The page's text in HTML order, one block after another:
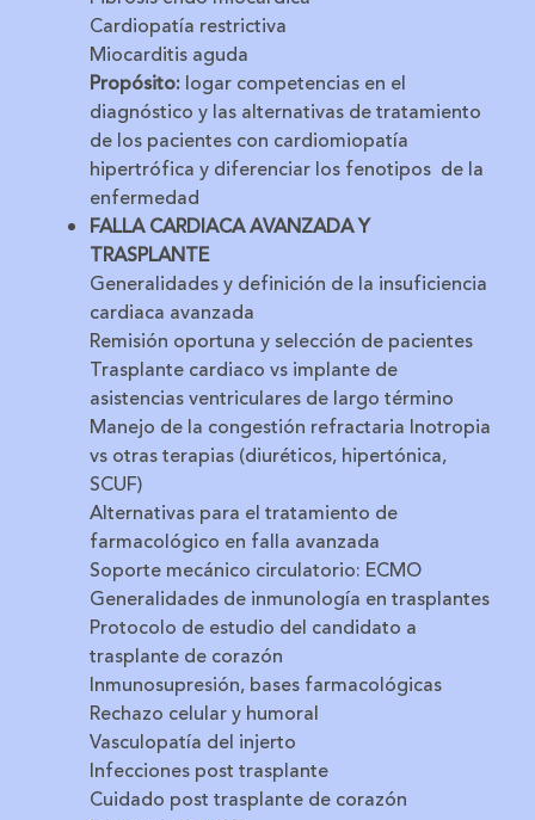
Cardiopatía restrictiva
Miocarditis aguda
Propósito: logar competencias en el
diagnóstico y las alternativas de tratamiento
de los pacientes con cardiomiopatía
hipertrófica y diferenciar los fenotipos de la
enfermedad
FALLA CARDIACA AVANZADA Y
TRASPLANTE
Generalidades y definición de la insuficiencia
cardiaca avanzada
Remisión oportuna y selección de pacientes
Trasplante cardiaco vs implante de
asistencias ventriculares de largo término
Manejo de la congestión refractaria Inotropia
vs otras terapias (diuréticos, hipertónica,
SCUF)
Alternativas para el tratamiento de
farmacológico en falla avanzada
Soporte mecánico circulatorio: ECMO
Generalidades de inmunología en trasplantes
Protocolo de estudio del candidato a
trasplante de corazón
Inmunosupresión, bases farmacológicas
Rechazo celular y humoral
Vasculopatía del injerto
Infecciones post trasplante
Cuidado post trasplante de corazón